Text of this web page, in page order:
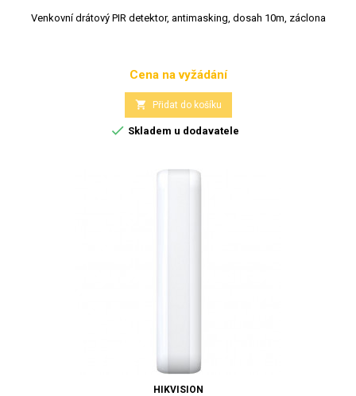
Venkovní drátový PIR detektor, antimasking, dosah 10m, záclona
Cena
Cena na vyžádání
 Přidat do košíku
 Skladem u dodavatele
HIKVISION